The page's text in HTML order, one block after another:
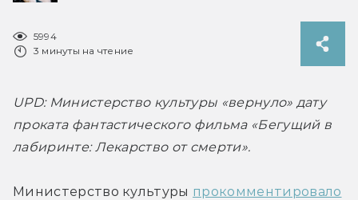
5994
3 минуты на чтение
UPD: Министерство культуры «вернуло» дату
проката фантастического фильма «Бегущий в
лабиринте: Лекарство от смерти».
Министерство культуры прокомментировало